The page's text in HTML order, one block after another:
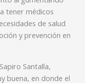
tener médicos
de salud
y prevención en
Santalla,
buena, en donde el